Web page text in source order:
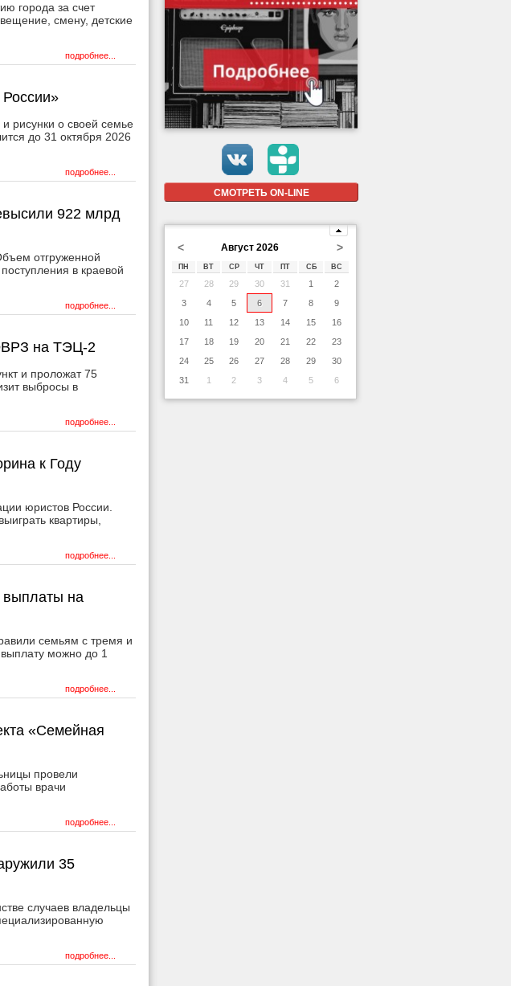
города за счет
смену, детские
подробнее...
и рисунки о своей семье
до 31 октября 2026
подробнее...
922 млрд
отгруженной
в краевой
подробнее...
на ТЭЦ-2
и проложат 75
выбросы в
подробнее...
к Году
юристов России.
квартиры,
подробнее...
выплаты на
семьям с тремя и
можно до 1
подробнее...
«Семейная
провели
врачи
подробнее...
35
случаев владельцы
подробнее...
СМОТРЕТЬ ON-LINE
< >
Август 2026
ПН ВТ СР ЧТ ПТ СБ ВС
27 28 29 30 31 1
2
3
4 5 6 7 8
9
10
11 12 13 14 15
16
17
18 19 20 21 22
23
24
25 26 27 28 29
30
31
1 2 3 4 5 6